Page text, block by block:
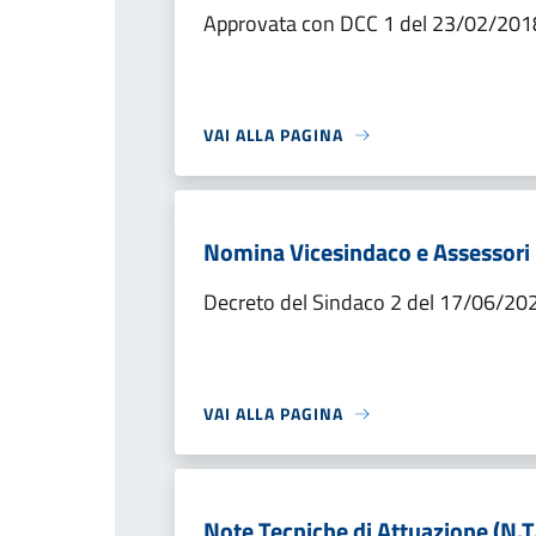
Approvata con DCC 1 del 23/02/
VAI ALLA PAGINA
Nomina Vicesindaco e Assessori
Decreto del Sindaco 2 del 17/06/
VAI ALLA PAGINA